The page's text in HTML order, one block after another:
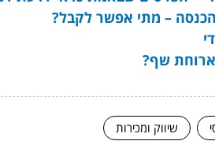
– מתי אפשר לקבל?
ארוחת שף?
שיווק ומכירות